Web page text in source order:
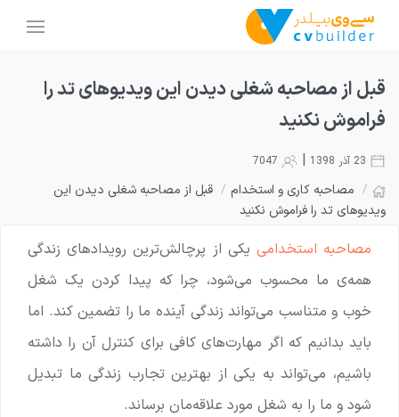
قبل از مصاحبه شغلی دیدن این ویدیوهای تد را
فراموش نکنید
|
/ مصاحبه کاری و استخدام / قبل از مصاحبه شغلی دیدن این
ویدیوهای تد را فراموش نکنید
مصاحبه استخدامی یکی از پرچالش‌ترین رویدادهای زندگی
همه‌ی ما محسوب می‌شود، چرا که پیدا کردن یک شغل
خوب و متناسب می‌تواند زندگی آینده ما را تضمین کند. اما
باید بدانیم که اگر مهارت‌های کافی برای کنترل آن را داشته
باشیم، می‌تواند به یکی از بهترین تجارب زندگی ما تبدیل
شود و ما را به شغل مورد علاقه‌مان برساند.